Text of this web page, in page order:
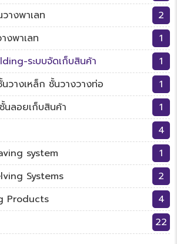
างพาเลท
2
งพาเลท
1
ระบบจัดเก็บสินค้า
1
วางเหล็ก ชั้นวางวางท่อ
1
นลอยเก็บสินค้า
1
4
system
1
Systems
2
Products
4
22